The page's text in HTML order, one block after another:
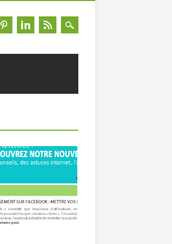
LES
PRATIQUES
le suggère, l’infolettre
envoyée...